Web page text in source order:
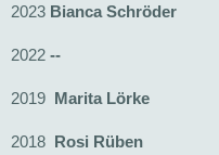
2023 Bianca Schröder
2022 --
2019 Marita Lörke
2018 Rosi Rüben